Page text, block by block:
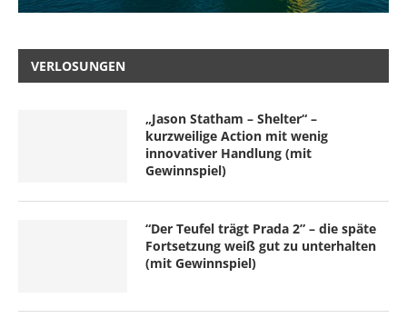
VERLOSUNGEN
„Jason Statham – Shelter“ –
kurzweilige Action mit wenig
innovativer Handlung (mit
Gewinnspiel)
“Der Teufel trägt Prada 2” – die späte
Fortsetzung weiß gut zu unterhalten
(mit Gewinnspiel)